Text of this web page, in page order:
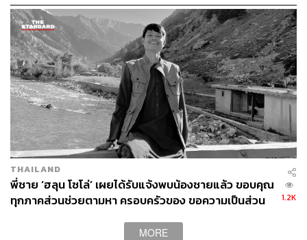
THAILAND
พี่ชาย ‘ฮลุน โซโล่’ เผยได้รับแจ้งพบน้องชายแล้ว ขอบคุณ
ทุกภาคส่วนช่วยตามหา ครอบครัวของ ขอความเป็นส่วน
1.2K
MORE